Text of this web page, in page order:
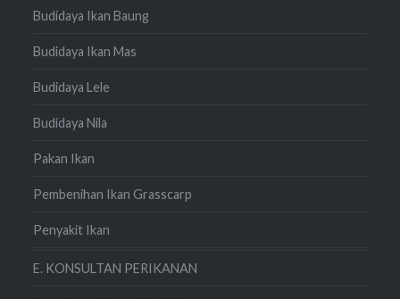
Budidaya Ikan Baung
Budidaya Ikan Mas
Budidaya Lele
Budidaya Nila
Pakan Ikan
Pembenihan Ikan Grasscarp
Penyakit Ikan
E. KONSULTAN PERIKANAN